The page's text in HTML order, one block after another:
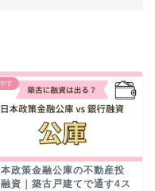
す
本政策金融公庫の不動産投
資｜築古戸建てで通す4ス